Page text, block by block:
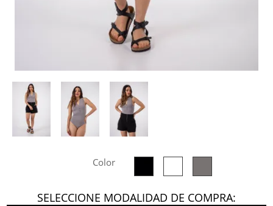
Color
SELECCIONE MODALIDAD DE COMPRA: